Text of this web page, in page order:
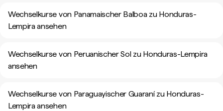
Wechselkurse von Panamaischer Balboa zu Honduras-
Lempira ansehen
Wechselkurse von Peruanischer Sol zu Honduras-Lempira
ansehen
Wechselkurse von Paraguayischer Guaraní zu Honduras-
Lempira ansehen